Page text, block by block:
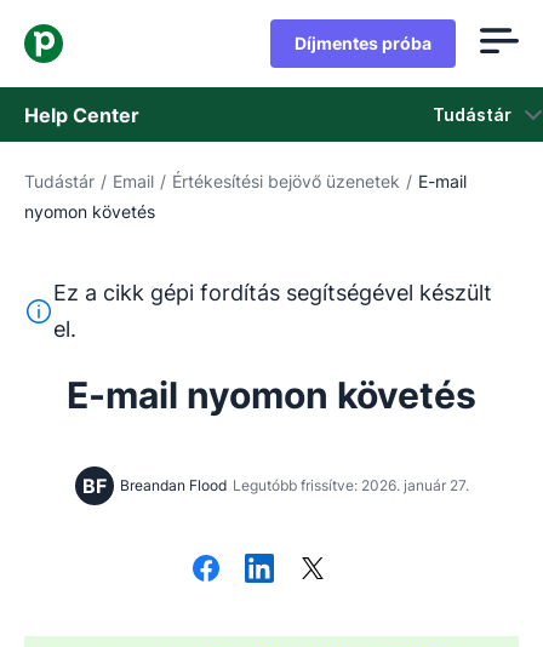
Díjmentes próba
Help Center Tudástár
Tudástár
Vegye fel a kapcsolatot az ügyfélszolgálattal
Tudástár / Email / Értékesítési bejövő üzenetek / E-mail
nyomon követés
Ez a szöveg gépi fordítóeszközzel lett lefordítva
Ez a cikk gépi fordítás segítségével készült
el.
E-mail nyomon követés
BF Breandan Flood Legutóbb frissítve: 2026. január 27.